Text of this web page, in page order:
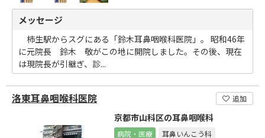
メッセージ
柿生駅からスグにある「鈴木耳鼻咽喉科医院」。 昭和46年
に元院長 鈴木 敬がこの地に開院しました。その後、現在
は現院長が引継ぎ、診...
洛東耳鼻咽喉科医院 追加
京都市山科区の耳鼻咽喉科
病院・医療 耳鼻いんこう科